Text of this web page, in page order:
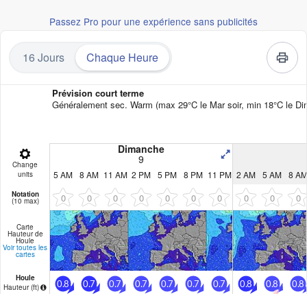
Passez Pro pour une expérience sans publicités
16 Jours Chaque Heure
Prévision court terme
Généralement sec. Warm (max 29°C le Mar soir, min 18°C le
Change
units
Dimanche
9
5 AM 8 AM 11 AM 2 PM 5 PM 8 PM 11 PM 2 AM 5 AM 8 AM
Notation
(10 max) 0 0 0 0 0 0 0 0 0 0
Carte
Hauteur de
Houle
Voir toutes les
cartes
Houle
Hauteur (ft)
0.8 0.7 0.7 0.7 0.7 0.7 0.7 0.8 0.8 0.8